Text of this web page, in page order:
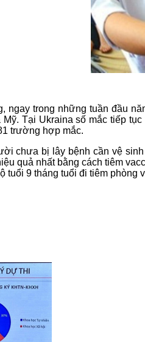
ngay trong những tuần đầu
Tại Ukraina số mắc tiếp
trường hợp mắc.
chưa bị lây bệnh cần vệ
quả nhất bằng cách tiêm
tuổi 9 tháng tuổi đi tiêm phòng